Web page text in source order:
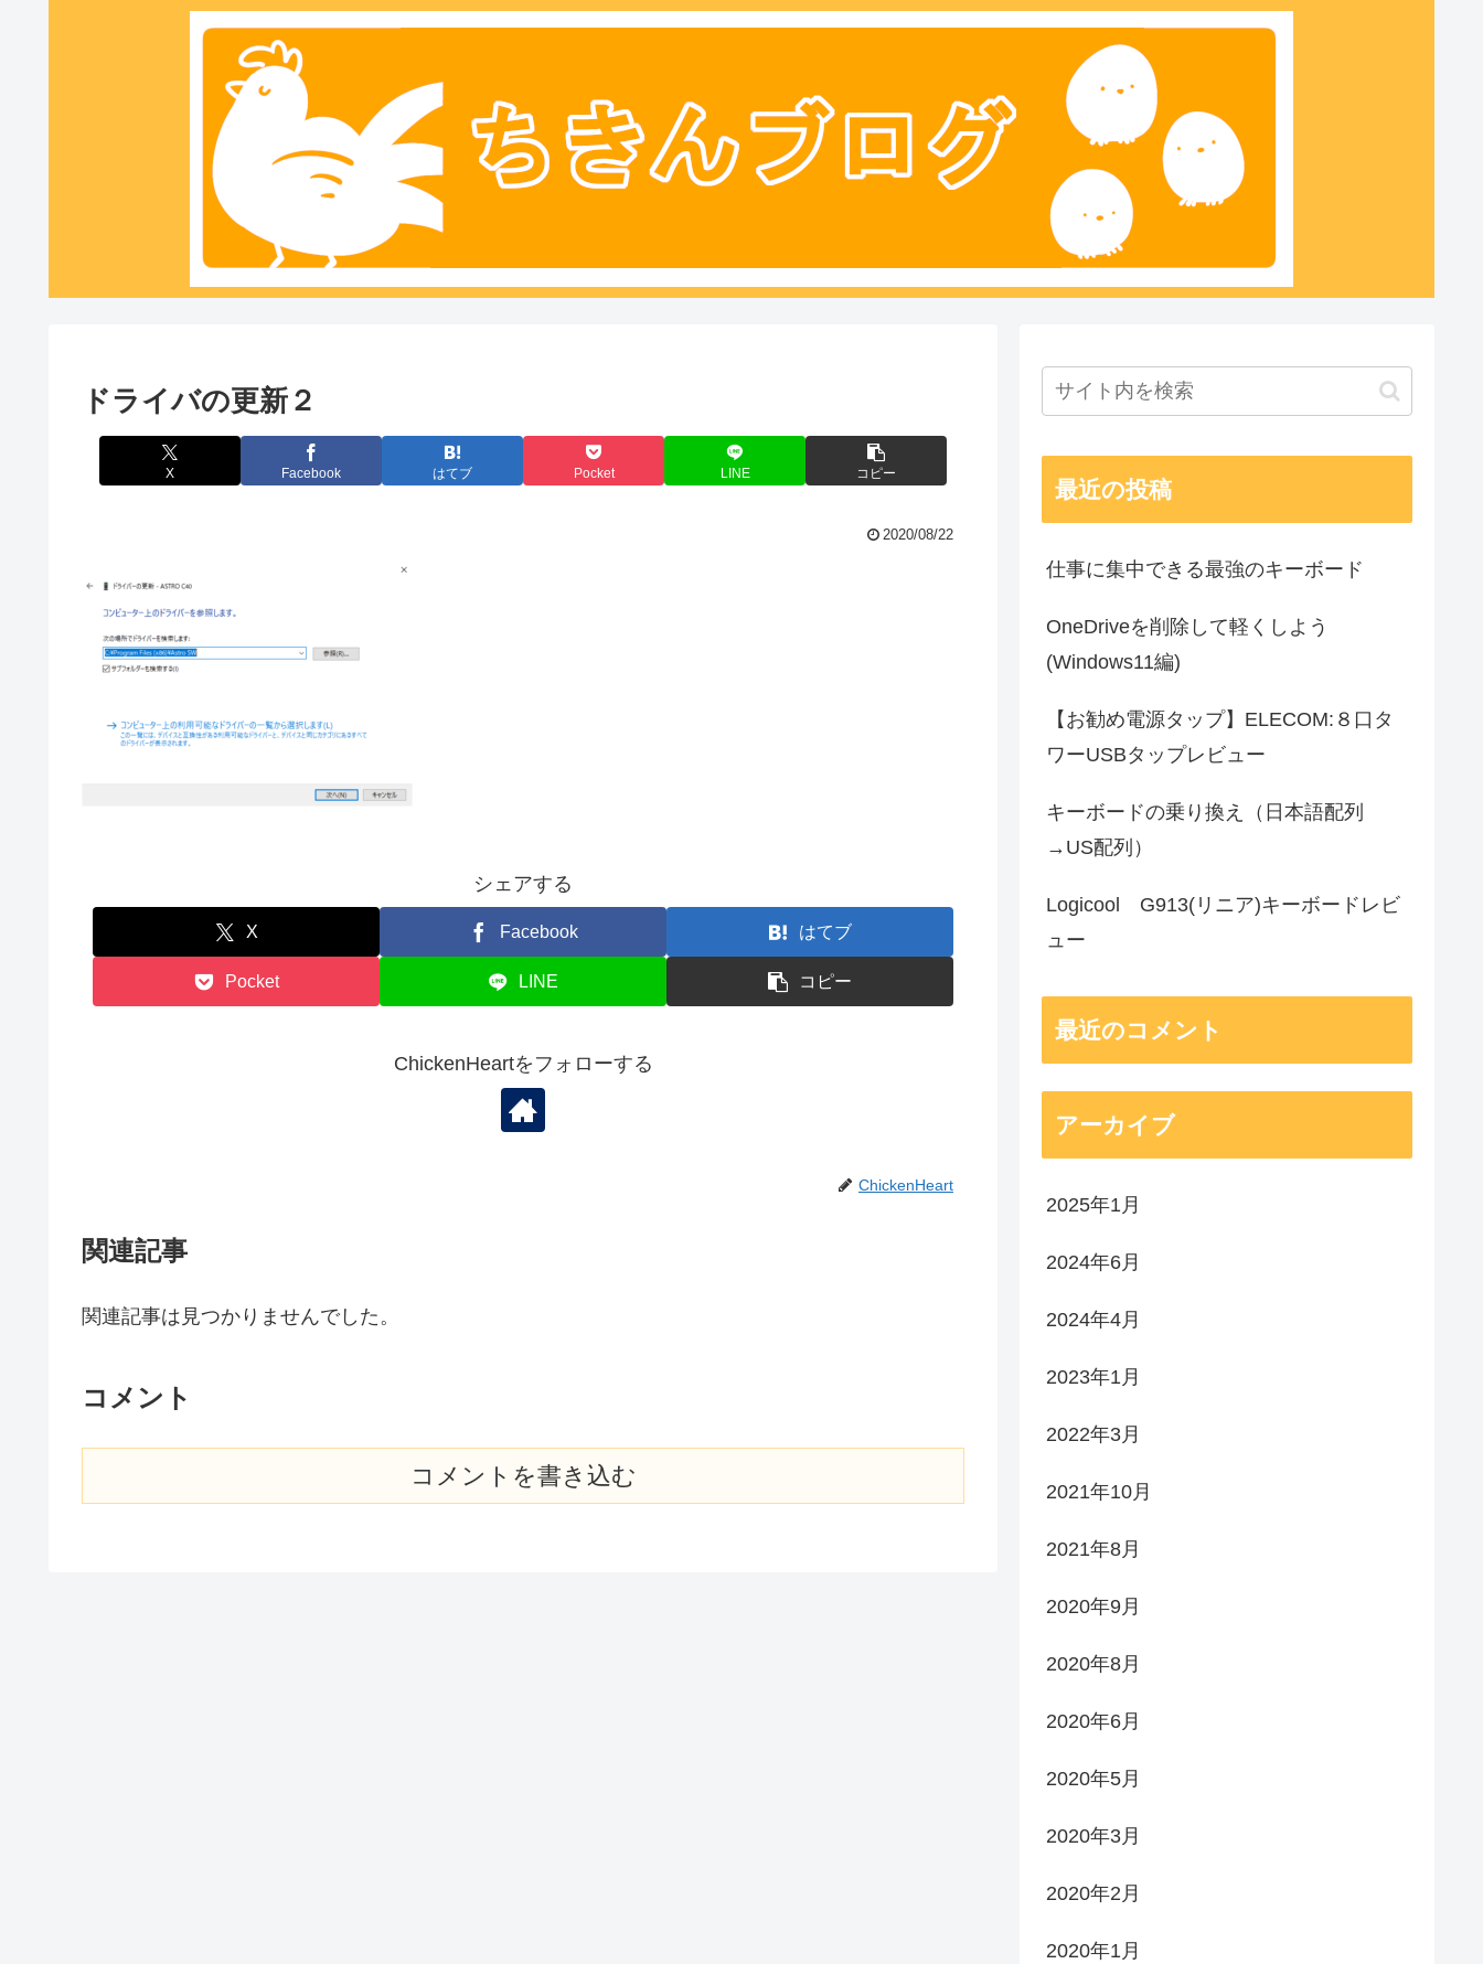
ドライバの更新２
X Facebook はてブ Pocket LINE コピー
2020/08/22
シェアする
X Facebook はてブ
Pocket LINE コピー
ChickenHeartをフォローする
ChickenHeart
関連記事
関連記事は見つかりませんでした。
コメント
コメントを書き込む
最近の投稿
仕事に集中できる最強のキーボード
OneDriveを削除して軽くしよう
(Windows11編)
【お勧め電源タップ】ELECOM:８口タ
ワーUSBタップレビュー
キーボードの乗り換え（日本語配列
→US配列）
Logicool G913(リニア)キーボードレビ
ュー
最近のコメント
アーカイブ
2025年1月
2024年6月
2024年4月
2023年1月
2022年3月
2021年10月
2021年8月
2020年9月
2020年8月
2020年6月
2020年5月
2020年3月
2020年2月
2020年1月